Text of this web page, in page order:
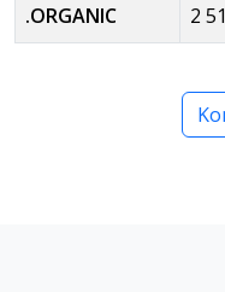
.ORGANIC 2